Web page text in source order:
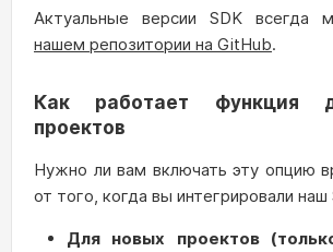
Актуальные версии SDK всегда
нашем репозитории на GitHub.
Как работает функция
проектов
Нужно ли вам включать эту опцию
от того, когда вы интегрировали наш
Для новых проектов